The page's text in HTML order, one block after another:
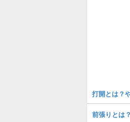
打開とは？
前張りとは